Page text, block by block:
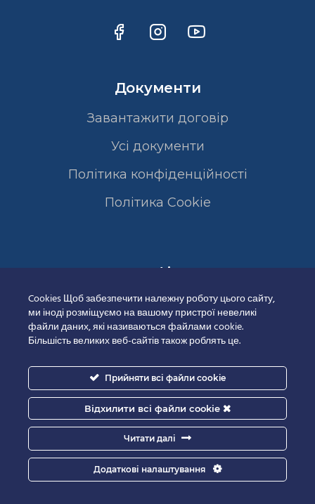
Документи
Завантажити договір
Усі документи
Політика конфіденційності
Полiтика Cookie
Сертифікати
Good-IT.com.ua for Biolights - All rights reserved.
Cookies Щоб забезпечити належну роботу цього сайту,
ми іноді розміщуємо на вашому пристрої невеликі
файли даних, які називаються файлами cookie.
Більшість великих веб-сайтів також роблять це.
Прийняти всі файли cookie
Відхилити всі файли cookie
Читати далі
Додаткові налаштування